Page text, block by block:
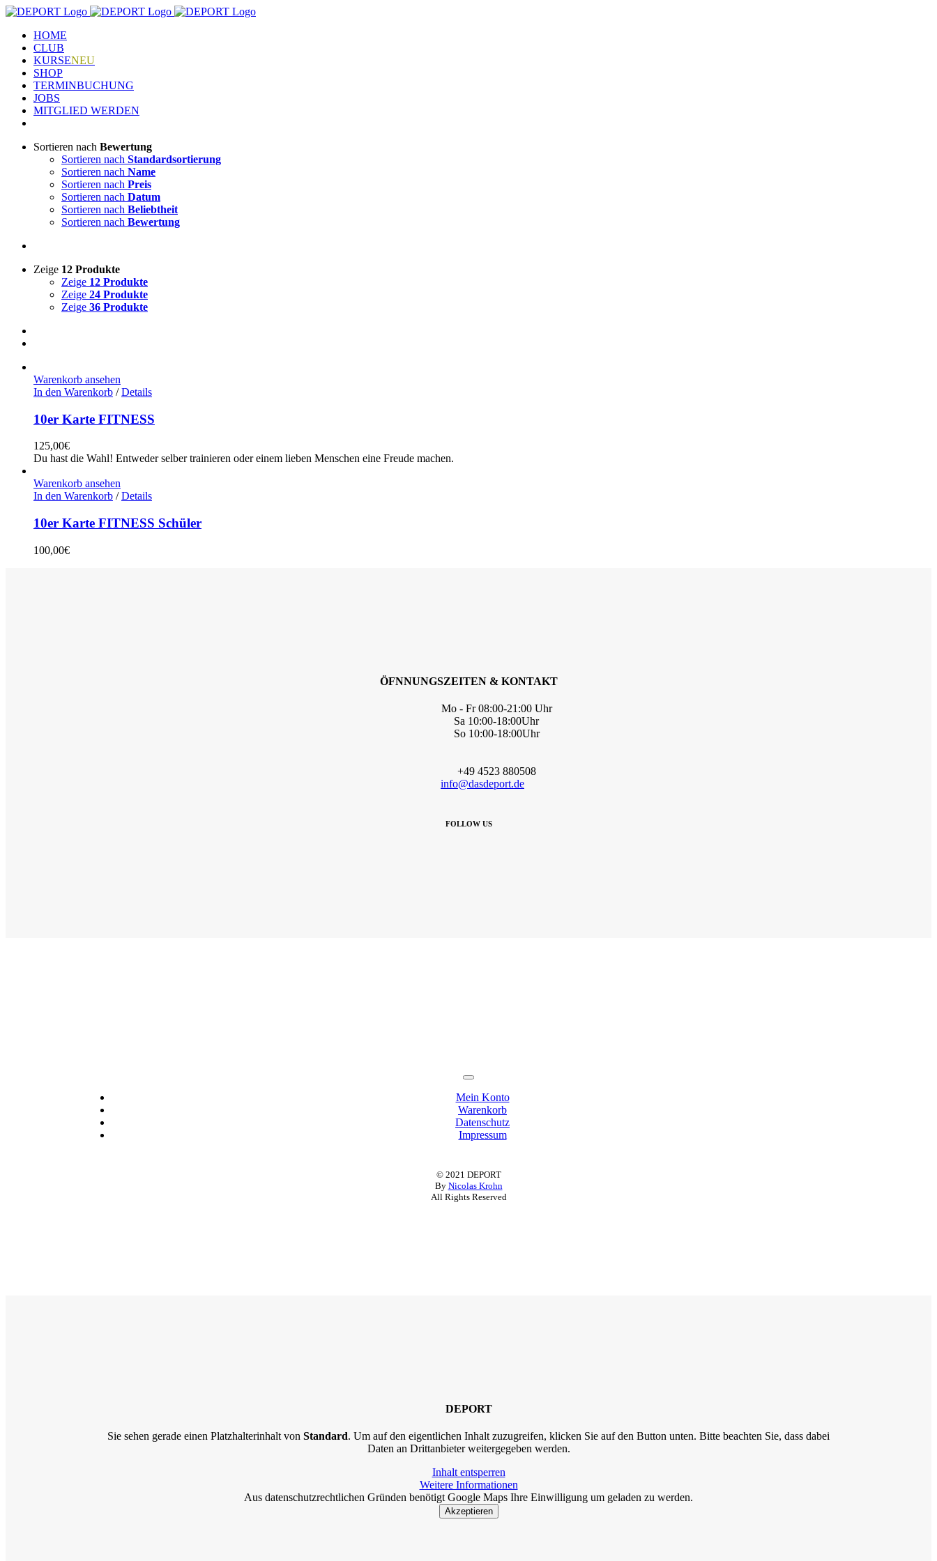
Zum
springenHOME
CLUB
KURSENEU
SHOP
TERMINBUCHUNG
JOBS
MITGLIED WERDEN
Sortieren nach Bewertung
Sortieren nach Standardsortierung
Sortieren nach Name
Sortieren nach Preis
Sortieren nach Datum
Sortieren nach Beliebtheit
Sortieren nach Bewertung
Zeige 12 Produkte
Zeige 12 Produkte
Zeige 24 Produkte
Zeige 36 Produkte
Warenkorb ansehen
In den Warenkorb / Details
10er Karte FITNESS
125,00€
Du hast die Wahl! Entweder selber trainieren oder einem lieben Menschen eine Freude machen.
Warenkorb ansehen
In den Warenkorb / Details
10er Karte FITNESS Schüler
100,00€
ÖFNNUNGSZEITEN & KONTAKT
Mo - Fr 08:00-21:00 Uhr
Sa 10:00-18:00Uhr
So 10:00-18:00Uhr
+49 4523 880508
info@dasdeport.de
FOLLOW US
Toggle
Navigation
Mein Konto
Warenkorb
Datenschutz
Impressum
© 2021 DEPORT
By Nicolas Krohn
All Rights Reserved
DEPORT
Sie sehen gerade einen Platzhalterinhalt von Standard. Um auf den eigentlichen Inhalt zuzugreifen, klicken Sie auf den Button unten. Bitte beachten Sie, dass dabei
Daten an Drittanbieter weitergegeben werden.
Inhalt entsperren
Weitere Informationen
Aus datenschutzrechtlichen Gründen benötigt Google Maps Ihre Einwilligung um geladen zu werden.
Akzeptieren